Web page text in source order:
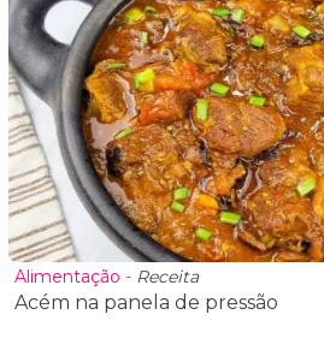
Alimentação - Receita
Acém na panela de pressão